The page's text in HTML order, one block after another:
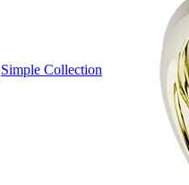
Simple Collection